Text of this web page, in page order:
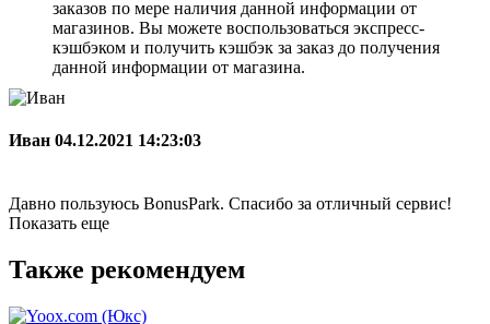
заказов по мере наличия данной информации от
магазинов. Вы можете воспользоваться экспресс-
кэшбэком и получить кэшбэк за заказ до получения
данной информации от магазина.
Иван 04.12.2021 14:23:03
Давно пользуюсь BonusPark. Спасибо за отличный сервис!
Показать еще
Также рекомендуем